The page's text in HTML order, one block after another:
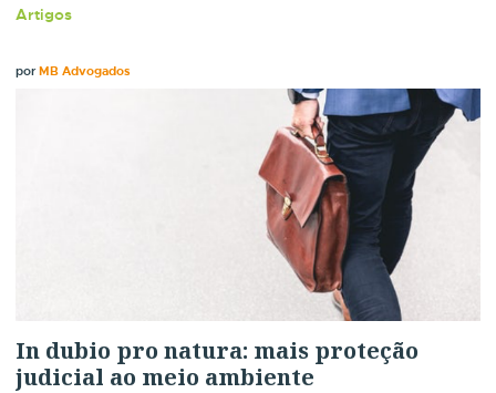
Artigos
porMB Advogados
In dubio pro natura: mais proteção
judicial ao meio ambiente